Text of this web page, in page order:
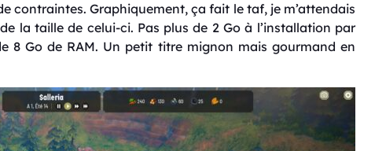
contraintes. Graphiquement, ça fait le taf, je m’attendais
la taille de celui-ci. Pas plus de 2 Go à l’installation par
8 Go de RAM. Un petit titre mignon mais gourmand en